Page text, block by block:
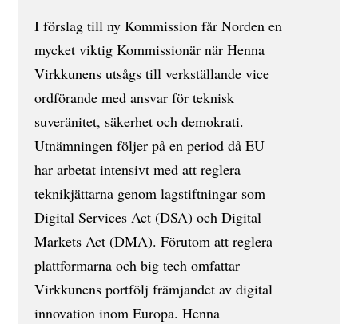
I förslag till ny Kommission får Norden en
mycket viktig Kommissionär när Henna
Virkkunens utsågs till verkställande vice
ordförande med ansvar för teknisk
suveränitet, säkerhet och demokrati.
Utnämningen följer på en period då EU
har arbetat intensivt med att reglera
teknikjättarna genom lagstiftningar som
Digital Services Act (DSA) och Digital
Markets Act (DMA). Förutom att reglera
plattformarna och big tech omfattar
Virkkunens portfölj främjandet av digital
innovation inom Europa. Henna